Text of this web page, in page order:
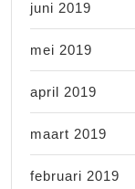
juni 2019
mei 2019
april 2019
maart 2019
februari 2019